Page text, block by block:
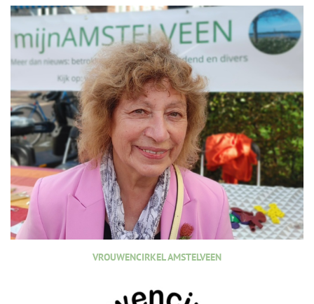
VROUWENCIRKEL AMSTELVEEN